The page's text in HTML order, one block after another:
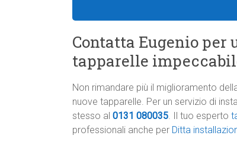
Contatta Eugenio
tapparelle
Non rimandare più il miglioramento
nuove tapparelle. Per un servizio di
stesso al 0131 080035. Il tuo esperto
professionali anche per Ditta